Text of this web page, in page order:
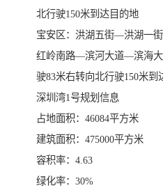
北行驶150米到达目的地
宝安区：洪湖五街—洪湖一
红岭南路—滨河大道—滨海
驶83米右转向北行驶150米到
深圳湾1号规划信息
占地面积：46084平方米
建筑面积：475000平方米
容积率：4.63
绿化率：30%